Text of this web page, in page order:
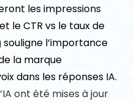
les impressions
le CTR vs le taux de
souligne l’importance
la marque
dans les réponses IA.
ont été mises à jour